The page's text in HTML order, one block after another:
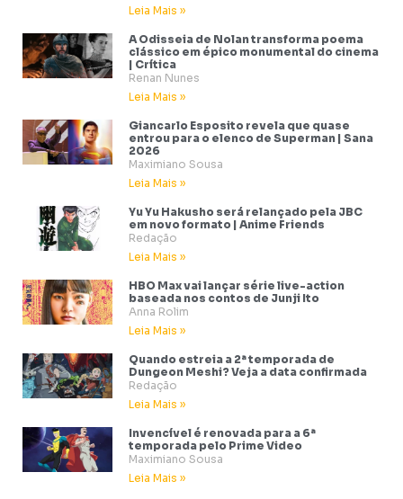
Leia Mais »
A Odisseia de Nolan transforma poema
clássico em épico monumental do cinema
| Crítica
Renan Nunes
Leia Mais »
Giancarlo Esposito revela que quase
entrou para o elenco de Superman | Sana
2026
Maximiano Sousa
Leia Mais »
Yu Yu Hakusho será relançado pela JBC
em novo formato | Anime Friends
Redação
Leia Mais »
HBO Max vai lançar série live-action
baseada nos contos de Junji Ito
Anna Rolim
Leia Mais »
Quando estreia a 2ª temporada de
Dungeon Meshi? Veja a data confirmada
Redação
Leia Mais »
Invencível é renovada para a 6ª
temporada pelo Prime Video
Maximiano Sousa
Leia Mais »